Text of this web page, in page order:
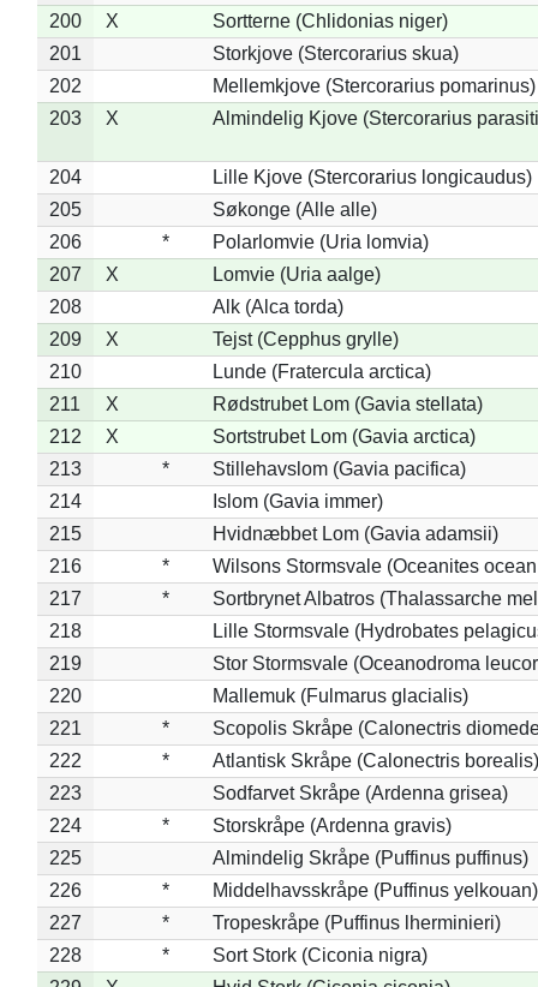
200
X
Sortterne (Chlidonias niger)
201
Storkjove (Stercorarius skua)
202
Mellemkjove (Stercorarius pomarinus)
203
X Almindelig Kjove (Stercorarius
204
Lille Kjove (Stercorarius longicaudus)
205
Søkonge (Alle alle)
206
*
Polarlomvie (Uria lomvia)
207
X
Lomvie (Uria aalge)
208
Alk (Alca torda)
209
X
Tejst (Cepphus grylle)
210
Lunde (Fratercula arctica)
211
X
Rødstrubet Lom (Gavia stellata)
212
X
Sortstrubet Lom (Gavia arctica)
213
*
Stillehavslom (Gavia pacifica)
214
Islom (Gavia immer)
215
Hvidnæbbet Lom (Gavia adamsii)
216
*
Wilsons Stormsvale (Oceanites
217
*
Sortbrynet Albatros (Thalassarche
218
Lille Stormsvale (Hydrobates
219
Stor Stormsvale (Oceanodroma
220
Mallemuk (Fulmarus glacialis)
221
*
Scopolis Skråpe (Calonectris
222
*
Atlantisk Skråpe (Calonectris borealis)
223
Sodfarvet Skråpe (Ardenna grisea)
224
*
Storskråpe (Ardenna gravis)
225
Almindelig Skråpe (Puffinus puffinus)
226
*
Middelhavsskråpe (Puffinus yelkouan)
227
*
Tropeskråpe (Puffinus lherminieri)
228
*
Sort Stork (Ciconia nigra)